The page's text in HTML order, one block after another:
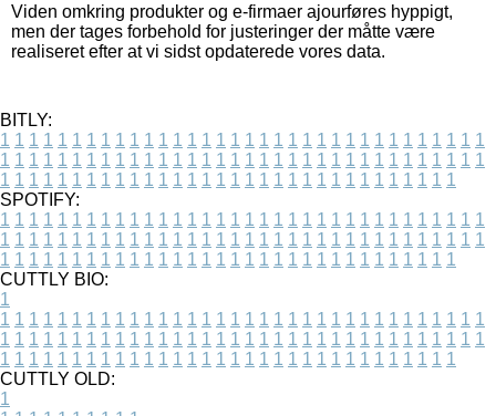
Viden omkring produkter og e-firmaer ajourføres hyppigt,
men der tages forbehold for justeringer der måtte være
realiseret efter at vi sidst opdaterede vores data.
BITLY:
1 1 1 1 1 1 1 1 1 1 1 1 1 1 1 1 1 1 1 1 1 1 1 1 1 1 1 1 1 1 1 1 1 1
1 1 1 1 1 1 1 1 1 1 1 1 1 1 1 1 1 1 1 1 1 1 1 1 1 1 1 1 1 1 1 1 1 1
1 1 1 1 1 1 1 1 1 1 1 1 1 1 1 1 1 1 1 1 1 1 1 1 1 1 1 1 1 1 1 1
SPOTIFY:
1 1 1 1 1 1 1 1 1 1 1 1 1 1 1 1 1 1 1 1 1 1 1 1 1 1 1 1 1 1 1 1 1 1
1 1 1 1 1 1 1 1 1 1 1 1 1 1 1 1 1 1 1 1 1 1 1 1 1 1 1 1 1 1 1 1 1 1
1 1 1 1 1 1 1 1 1 1 1 1 1 1 1 1 1 1 1 1 1 1 1 1 1 1 1 1 1 1 1 1
CUTTLY BIO:
1
1 1 1 1 1 1 1 1 1 1 1 1 1 1 1 1 1 1 1 1 1 1 1 1 1 1 1 1 1 1 1 1 1 1
1 1 1 1 1 1 1 1 1 1 1 1 1 1 1 1 1 1 1 1 1 1 1 1 1 1 1 1 1 1 1 1 1 1
1 1 1 1 1 1 1 1 1 1 1 1 1 1 1 1 1 1 1 1 1 1 1 1 1 1 1 1 1 1 1 1
CUTTLY OLD:
1